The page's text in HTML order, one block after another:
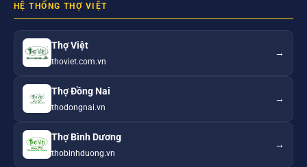
HỆ THỐNG THỢ VIỆT
Thợ Việt
thoviet.com.vn
→
Thợ Đồng Nai
thodongnai.vn
→
Thợ Bình Dương
thobinhduong.vn
→